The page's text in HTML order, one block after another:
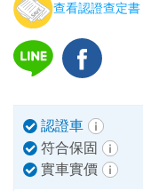
查看認證查定書
認證車
符合保固
實車實價